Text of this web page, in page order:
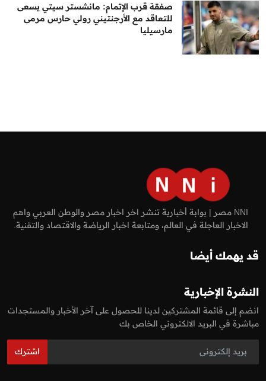
صفقة قرب الإتمام: مانشستر سيتي يسعى
للتعاقد مع الأرجنتيني رولي حارس مرمى
مارسيليا
NNI مصر | بوابة أخبارية تنشر اخر اخبار مصر والوطن العربي واهم
الاخبار العاجلة في العالم، ومتابعة اخبار الرياضة والاقتصاد والتقنية.
قد يهمك أيضا
النشرة الإخبارية
انضم إلى قائمة المشتركين لدينا للحصول على آخر الأخبار والمستجدات
مباشرة في البريد الالكتروني الخاص بك
اشترك